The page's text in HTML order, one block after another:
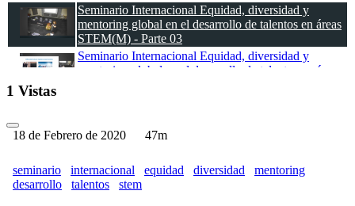
Seminario Internacional Equidad, diversidad y
mentoring global en el desarrollo de talentos en áreas
STEM(M) - Parte 03
Seminario Internacional Equidad, diversidad y
mentoring global en el desarrollo de talentos en áreas
1 Vistas
18 de Febrero de 2020 47m
seminario internacional equidad diversidad
mentoring
desarrollo
talentos stem